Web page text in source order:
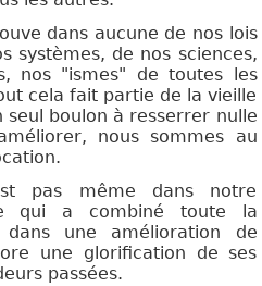
dans aucune de nos lois
systèmes, de nos sciences,
nos "ismes" de toutes les
cela fait partie de la vieille
seul boulon à resserrer nulle
nous sommes au
pas même dans notre
qui a combiné toute la
une amélioration de
une glorification de ses
passées.